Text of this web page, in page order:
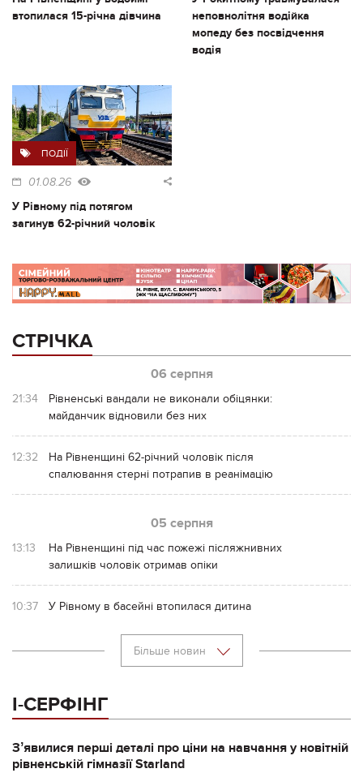
втопилася 15-річна дівчина
неповнолітня водійка
мопеду без посвідчення
водія
ПОДІЇ
01.08.26
У Рівному під потягом
загинув 62-річний чоловік
СТРІЧКА
06 серпня
21:34
Рівненські вандали не виконали обіцянки:
майданчик відновили без них
12:32
На Рівненщині 62-річний чоловік після
спалювання стерні потрапив в реанімацію
05 серпня
13:13
На Рівненщині під час пожежі післяжнивних
залишків чоловік отримав опіки
10:37 У Рівному в басейні втопилася дитина
Більше новин
І-СЕРФІНГ
Зʼявилися перші деталі про ціни на навчання у новітній
рівненській гімназії Starland